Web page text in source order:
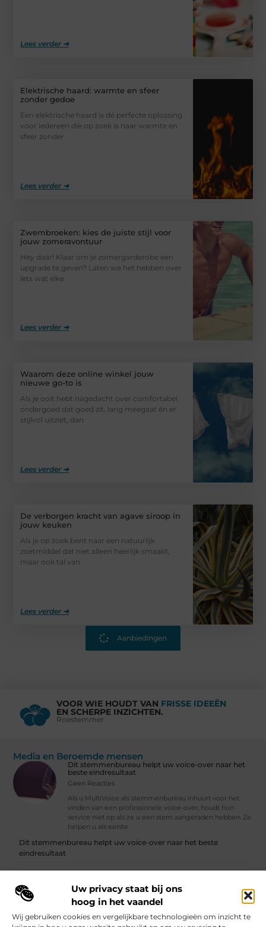
Uw privacy staat bij ons
hoog in het vaandel
Wij gebruiken cookies en vergelijkbare technologieën om inzicht te
Lees verder ➜
Elektrische haard: warmte en sfeer
zonder gedoe
Een elektrische haard is dé perfecte oplossing
voor iedereen die op zoek is naar warmte en
sfeer zonder
Lees verder ➜
Zwembroeken: kies de juiste stijl voor
jouw zomeravontuur
Hey daar! Klaar om je zomergarderobe een
upgrade te geven? Laten we het hebben over
iets wat elke
Lees verder ➜
Waarom deze online winkel jouw
nieuwe go-to is
Als je ooit hebt nagedacht over comfortabel
ondergoed dat goed zit, lang meegaat én er
stijlvol uitziet, dan
Lees verder ➜
De verborgen kracht van agave siroop in
jouw keuken
Als je op zoek bent naar een natuurlijk
zoetmiddel dat niet alleen heerlijk smaakt,
maar ook tal van
Lees verder ➜
Aanbiedingen
VOOR WIE HOUDT VAN FRISSE IDEEËN
EN SCHERPE INZICHTEN.
Roestemmer
Media en Beroemde mensen
Dit stemmenbureau helpt uw voice-over naar het
beste eindresultaat
Geen Reacties
Als u MultiVoice als stemmenbureau inhuurt voor het
vinden van een professionele voice-over, houdt hun
service niet op als ze u een stem aangeraden hebben. Ze
helpen u als eerste
Dit stemmenbureau helpt uw voice-over naar het beste
eindresultaat
Vind Ons Hier :